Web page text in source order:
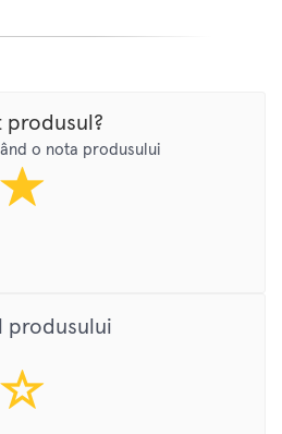
produsul?
o nota produsului
produsului